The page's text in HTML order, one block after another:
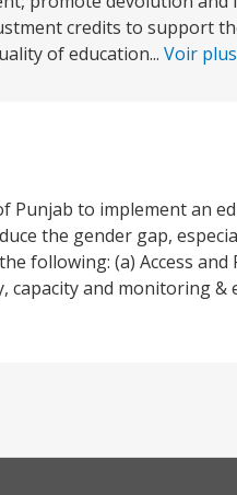
credits to support
of education... Voir
Punjab to implement an
the gender gap,
following: (a) Access and
and monitoring &